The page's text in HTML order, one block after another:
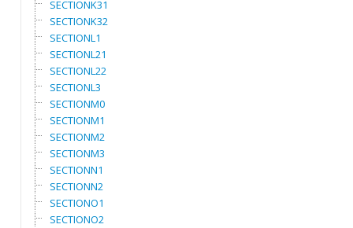
SECTIONK31
SECTIONK32
SECTIONL1
SECTIONL21
SECTIONL22
SECTIONL3
SECTIONM0
SECTIONM1
SECTIONM2
SECTIONM3
SECTIONN1
SECTIONN2
SECTIONO1
SECTIONO2